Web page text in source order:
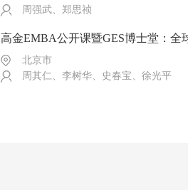
周强武、郑思祯
高金EMBA公开课暨GES博士堂：全
北京市
周其仁、李树华、史春宝、徐光平